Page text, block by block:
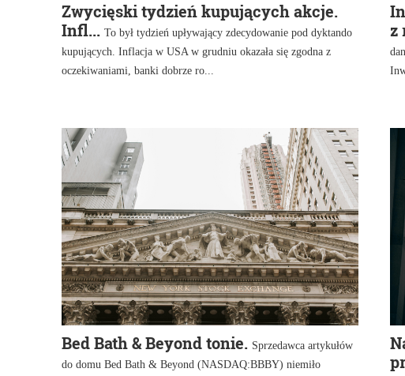
Zwycięski tydzień kupujących akcje.
Infl... To był tydzień upływający zdecydowanie pod dyktando
kupujących. Inflacja w USA w grudniu okazała się zgodna z
oczekiwaniami, banki dobrze ro...
z
Bed Bath & Beyond tonie. Sprzedawca artykułów
do domu Bed Bath & Beyond (NASDAQ:BBBY) niemiło